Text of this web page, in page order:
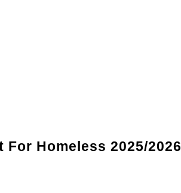
Homeless 2025/2026